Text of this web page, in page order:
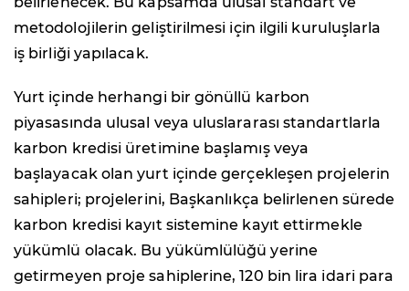
metodolojilerin geliştirilmesi için ilgili kuruluşlarla
iş birliği yapılacak.
Yurt içinde herhangi bir gönüllü karbon
piyasasında ulusal veya uluslararası standartlarla
karbon kredisi üretimine başlamış veya
başlayacak olan yurt içinde gerçekleşen projelerin
sahipleri; projelerini, Başkanlıkça belirlenen sürede
karbon kredisi kayıt sistemine kayıt ettirmekle
yükümlü olacak. Bu yükümlülüğü yerine
getirmeyen proje sahiplerine, 120 bin lira idari para